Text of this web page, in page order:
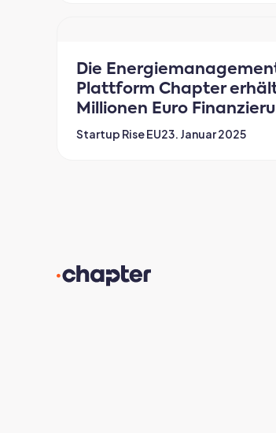
Die
Plattform Chapter
Millionen Euro
Startup Rise EU23. Januar 2025